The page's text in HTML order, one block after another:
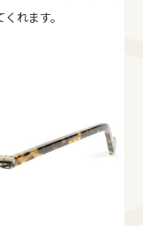
れます。